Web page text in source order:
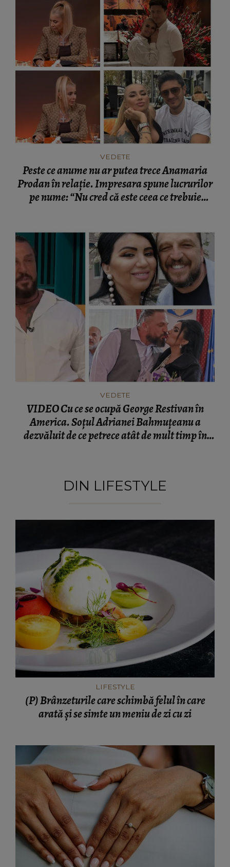
VEDETE
Peste ce anume nu ar putea trece Anamaria
Prodan în relație. Impresara spune lucrurilor
pe nume: “Nu cred că este ceea ce trebuie
VEDETE
VIDEO Cu ce se ocupă George Restivan în
America. Soțul Adrianei Bahmuțeanu a
dezvăluit de ce petrece atât de mult timp în
DIN LIFESTYLE
LIFESTYLE
(P) Brânzeturile care schimbă felul în care
arată și se simte un meniu de zi cu zi